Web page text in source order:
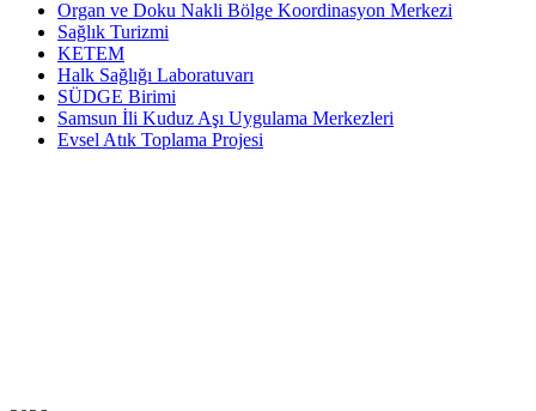
Organ ve Doku Nakli Bölge Koordinasyon Merkezi
Sağlık Turizmi
KETEM
Halk Sağlığı Laboratuvarı
SÜDGE Birimi
Samsun İli Kuduz Aşı Uygulama Merkezleri
Evsel Atık Toplama Projesi